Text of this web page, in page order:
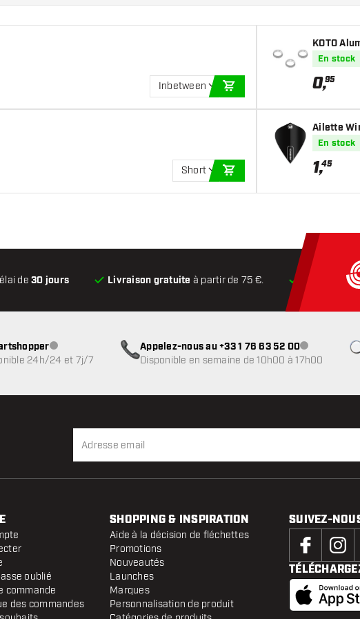
Inbetween
AJOUTER AU PANIER
Short
AJOUTER AU PANIER
KOTO
En stock
0,95
Ailette
En stock
1,45
de30 jours Livraison gratuite à partir de 75 €. Expédition
Service client indisponible
24h/24 et 7j/7
Appelez-nous au +33 1 76 63 52 00Service client
Disponible en semaine de 10h00 à 17h00
oublié
commande
des commandes
SHOPPING & INSPIRATION
Aide à la décision de fléchettes
Promotions
Nouveautés
Launches
Marques
Personnalisation de produit
SUIVEZ-